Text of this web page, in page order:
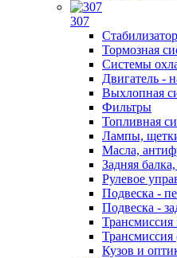
307
Тормозная
Системы
Двигатель -
Выхлопная
Фильтры
Топливная
Лампы,
Масла,
Задняя
Рулевое
Подвеска -
Подвеска -
Кузов и